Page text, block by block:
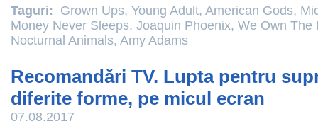
Taguri: Grown Ups, Young Adult, American Gods,
Money Never Sleeps, Joaquin Phoenix, We Own The
Nocturnal Animals, Amy Adams
Recomandări TV. Lupta pentru
diferite forme, pe micul ecran
07.08.2017